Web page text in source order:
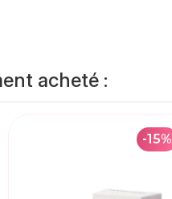
acheté :
-15%